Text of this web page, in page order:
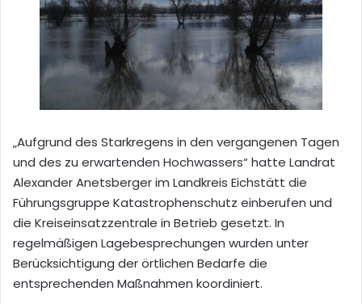
„Aufgrund des Starkregens in den vergangenen Tagen
und des zu erwartenden Hochwassers“ hatte Landrat
Alexander Anetsberger im Landkreis Eichstätt die
Führungsgruppe Katastrophenschutz einberufen und
die Kreiseinsatzzentrale in Betrieb gesetzt. In
regelmäßigen Lagebesprechungen wurden unter
Berücksichtigung der örtlichen Bedarfe die
entsprechenden Maßnahmen koordiniert.